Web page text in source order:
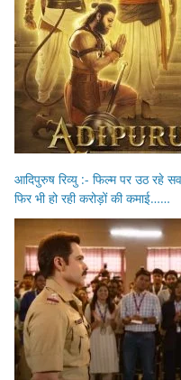
आदिपुरुष रिव्यु :- फिल्म पर उठ रहे
फिर भी हो रही करोड़ों की कमाई……